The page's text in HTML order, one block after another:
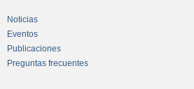
Noticias
Eventos
Publicaciones
Preguntas frecuentes